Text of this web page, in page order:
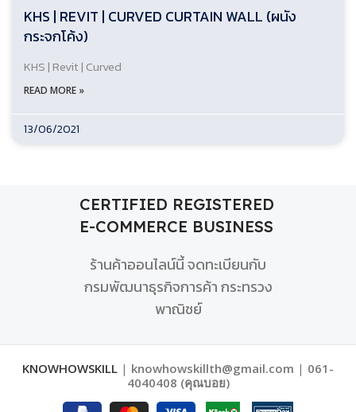
KHS | REVIT | CURVED CURTAIN WALL (ผนัง
กระจกโค้ง)
KHS | Revit | Curved
READ MORE »
13/06/2021
CERTIFIED REGISTERED
E-COMMERCE BUSINESS
ร้านค้าออนไลน์นี้ จดทะเบียนกับ
กรมพัฒนาธุรกิจการค้า กระทรวง
พาณิชย์
KNOWHOWSKILL | knowhowskillth@gmail.com | 061-
4040408 (คุณบอย)